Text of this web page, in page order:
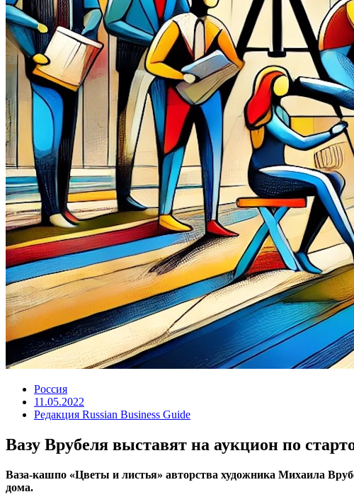
Россия
11.05.2022
Редакция Russian Business Guide
Вазу Врубеля выставят на аукцион по
Ваза-кашпо «Цветы и листья» авторства художника Михаила
дома.